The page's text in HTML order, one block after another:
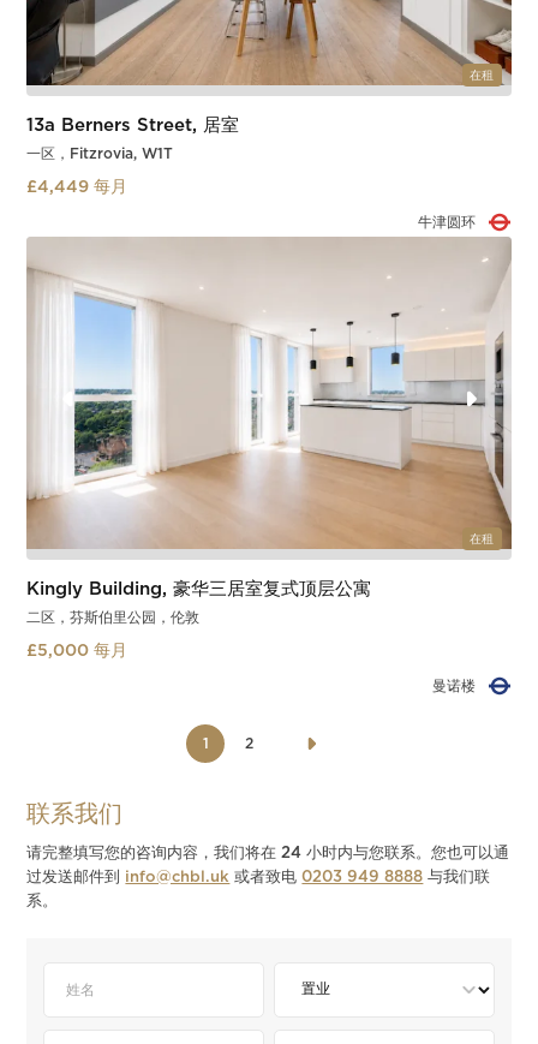
在租
13a Berners Street, 居室
一区，Fitzrovia, W1T
£4,449 每月
古吉街
在租
Kingly Building, 豪华三居室复式顶层公寓
二区，芬斯伯里公园，伦敦
£5,000 每月
芬斯伯里公园
1 2
联系我们
请完整填写您的咨询内容，我们将在 24 小时内与您联系。您也可以通
过发送邮件到 info@chbl.uk 或者致电0203 949 8888 与我们联
系。